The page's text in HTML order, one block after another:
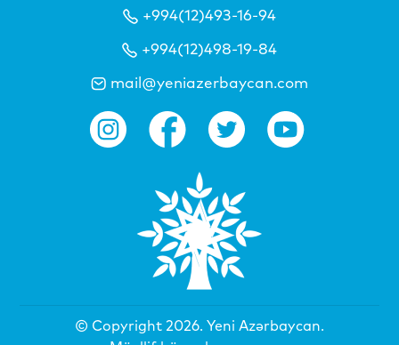
+994(12)493-16-94
+994(12)498-19-84
mail@yeniazerbaycan.com
© Copyright 2026. Yeni Azərbaycan.